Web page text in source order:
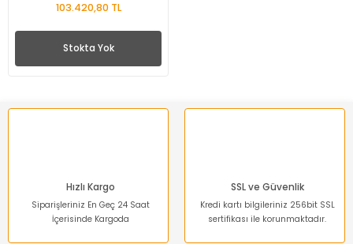
103.420,80 TL
Stokta Yok
Hızlı Kargo
Siparişleriniz En Geç 24 Saat
İçerisinde Kargoda
SSL ve Güvenlik
Kredi kartı bilgileriniz 256bit SSL
sertifikası ile korunmaktadır.